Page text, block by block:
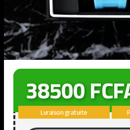
38500
Lvraison gratuite